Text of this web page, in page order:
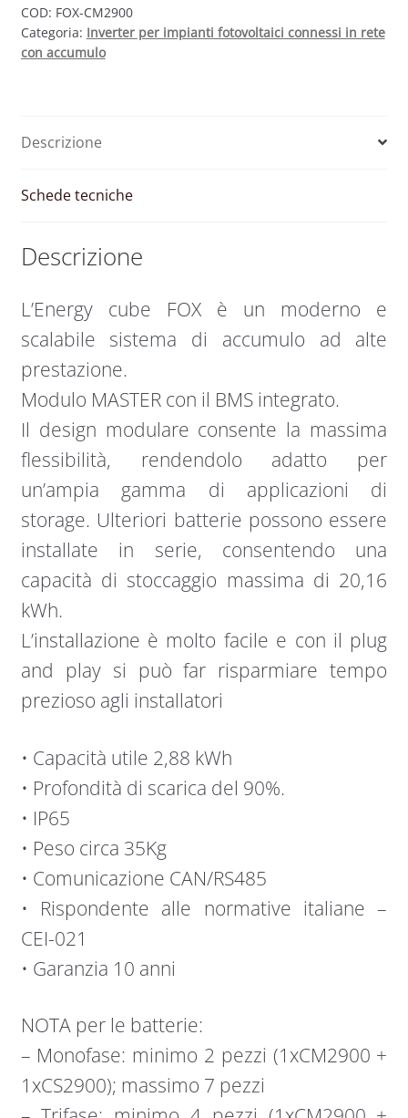
CM2900
2,9kWh
master
|
ESS
COD: FOX-CM2900
Categoria: Inverter per impianti fotovoltaici connessi in rete
con accumulo
Descrizione
Schede tecniche
Descrizione
L’Energy cube FOX è un moderno e
scalabile sistema di accumulo ad alte
prestazione.
Modulo MASTER con il BMS integrato.
Il design modulare consente la massima
flessibilità, rendendolo adatto per
un’ampia gamma di applicazioni di
storage. Ulteriori batterie possono essere
installate in serie, consentendo una
capacità di stoccaggio massima di 20,16
kWh.
L’installazione è molto facile e con il plug
and play si può far risparmiare tempo
prezioso agli installatori
• Capacità utile 2,88 kWh
• Profondità di scarica del 90%.
• IP65
• Peso circa 35Kg
• Comunicazione CAN/RS485
• Rispondente alle normative italiane –
CEI-021
• Garanzia 10 anni
NOTA per le batterie:
– Monofase: minimo 2 pezzi (1xCM2900 +
1xCS2900); massimo 7 pezzi